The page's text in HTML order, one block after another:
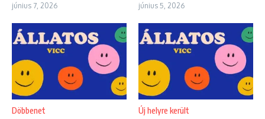
június 7, 2026 június 5, 2026
Döbbenet Új helyre került